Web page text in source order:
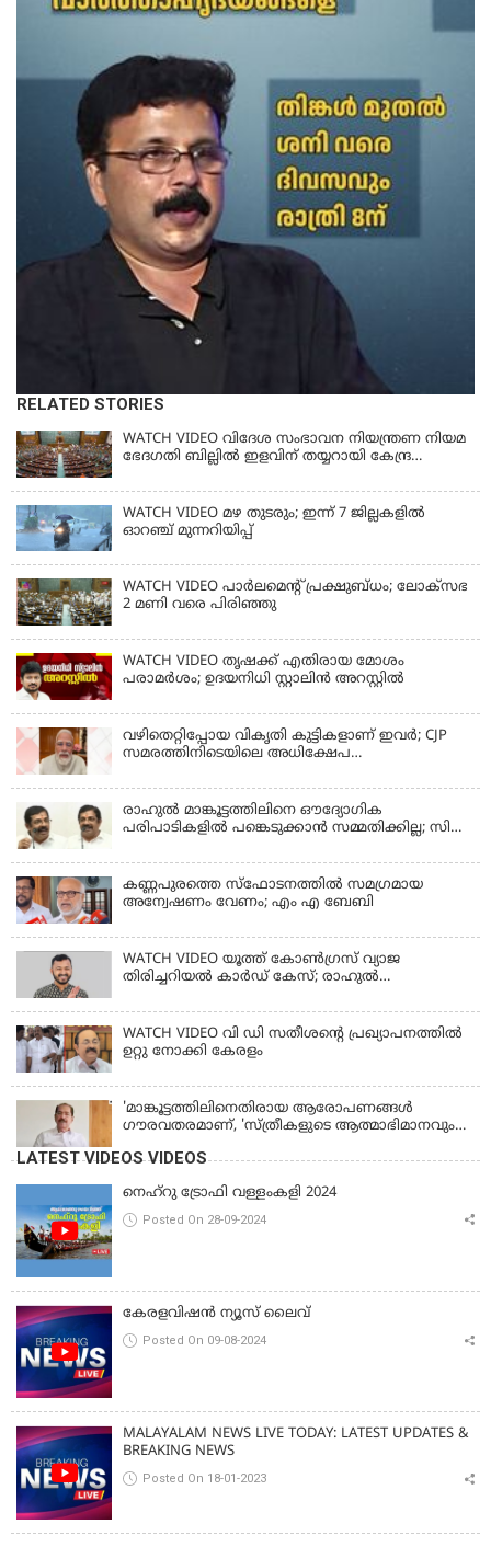
RELATED STORIES
WATCH VIDEO വിദേശ സംഭാവന നിയന്ത്രണ നിയമ
ഭേദഗതി ബില്ലില്‍ ഇളവിന് തയ്യറായി കേന്ദ്ര
WATCH VIDEO മഴ തുടരും; ഇന്ന് 7 ജില്ലകളിൽ
ഓറഞ്ച് മുന്നറിയിപ്പ്
WATCH VIDEO പാർലമെൻ്റ് പ്രക്ഷുബ്ധം; ലോക്സഭ
2 മണി വരെ പിരിഞ്ഞു
WATCH VIDEO തൃഷക്ക് എതിരായ മോശം
പരാമര്‍ശം; ഉദയനിധി സ്റ്റാലിൻ അറസ്റ്റിൽ
വഴിതെറ്റിപ്പോയ വികൃതി കുട്ടികളാണ് ഇവര്‍; CJP
സമരത്തിനിടെയിലെ അധിക്ഷേപ
രാഹുല്‍ മാങ്കൂട്ടത്തിലിനെ ഔദ്യോഗിക
പരിപാടികളില്‍ പങ്കെടുക്കാന്‍ സമ്മതിക്കില്ല; സി
കണ്ണപുരത്തെ സ്‌ഫോടനത്തില്‍ സമഗ്രമായ
അന്വേഷണം വേണം; എം എ ബേബി
WATCH VIDEO യൂത്ത് കോൺഗ്രസ് വ്യാജ
തിരിച്ചറിയൽ കാർഡ് കേസ്; രാഹുൽ
WATCH VIDEO വി ഡി സതീശൻ്റെ പ്രഖ്യാപനത്തിൽ
ഉറ്റു നോക്കി കേരളം
'മാങ്കൂട്ടത്തിലിനെതിരായ ആരോപണങ്ങള്‍
ഗൗരവതരമാണ്, 'സ്ത്രീകളുടെ ആത്മാഭിമാനവും
LATEST VIDEOS VIDEOS
നെഹ്‌റു ട്രോഫി വള്ളംകളി 2024
Posted On 28-09-2024
കേരളവിഷൻ ന്യൂസ് ലൈവ്
Posted On 09-08-2024
MALAYALAM NEWS LIVE TODAY: LATEST UPDATES &
BREAKING NEWS
Posted On 18-01-2023